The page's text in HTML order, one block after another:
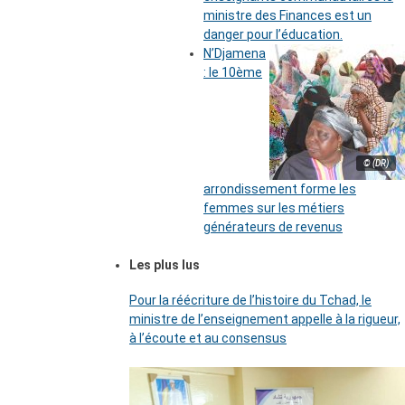
ministre des Finances est un
danger pour l’éducation.
© (DR)
N’Djamena
: le 10ème
arrondissement forme les
femmes sur les métiers
générateurs de revenus
Les plus lus
Pour la réécriture de l’histoire du Tchad, le
ministre de l’enseignement appelle à la rigueur,
à l’écoute et au consensus